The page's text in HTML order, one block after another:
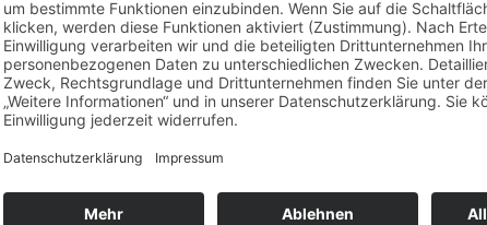
Hydraulikhammerbetrieb, Fahrwerk teleskopierbar